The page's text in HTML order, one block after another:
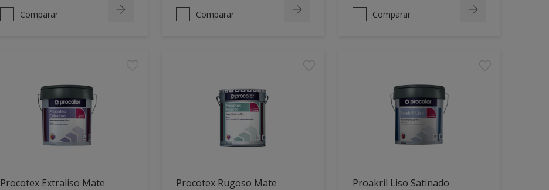
Comparar Comparar Comparar
Procotex Extraliso Mate Procotex Rugoso Mate Proakril Liso Satinado